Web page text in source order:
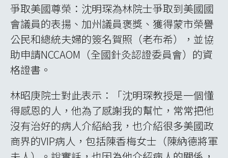
爭取美國尊榮：沈明琛為林院士爭取到美國國
會議員的表揚、加州議員褒獎、獲得蒙市榮譽
公民和總統夫婦的簽名賀照（老布希），並協
助申請NCCAOM（全國針灸認證委員會）的資
格證書。
林昭庚院士對此表示：「沈明琛教授是一個懂
得感恩的人，他為了感謝我的幫忙，常常把他
沒有治好的病人介紹給我，也介紹很多美國政
商界的VIP病人，包括陳香梅女士（陳納德將軍